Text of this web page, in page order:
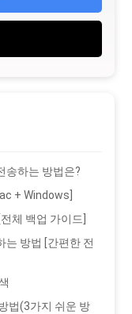
송하는 방법은?
+ Windows]
체 백업 가이드]
는 방법 [간편한 전
법(3가지 쉬운 방